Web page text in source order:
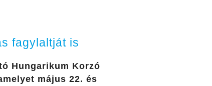
fagylaltját is
Hungarikum Korzó
május 22. és